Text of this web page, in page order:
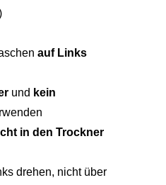
auf Links
und kein
in den Trockner
drehen, nicht über